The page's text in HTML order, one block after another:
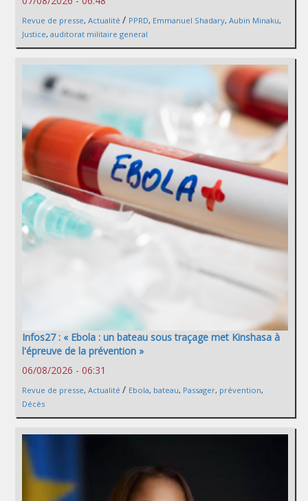
Revue de presse, Actualité / PPRD, Emmanuel Shadary, Aubin Minaku,
Justice, auditorat militaire general
Infos27 : « Ebola : un bateau sous traçage met Kinshasa à
l'épreuve de la prévention »
06/08/2026 - 06:31
Revue de presse, Actualité / Ebola, bateau, Passager, prévention,
Décès